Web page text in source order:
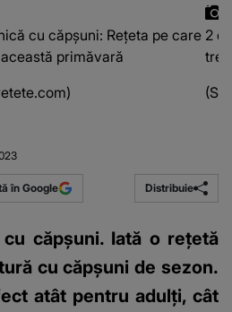
cu căpşuni: Reţeta pe care
primăvară
2
în Google Distribuie
căpşuni. Iată o rețetă
cu căpșuni de sezon.
atât pentru adulți, cât